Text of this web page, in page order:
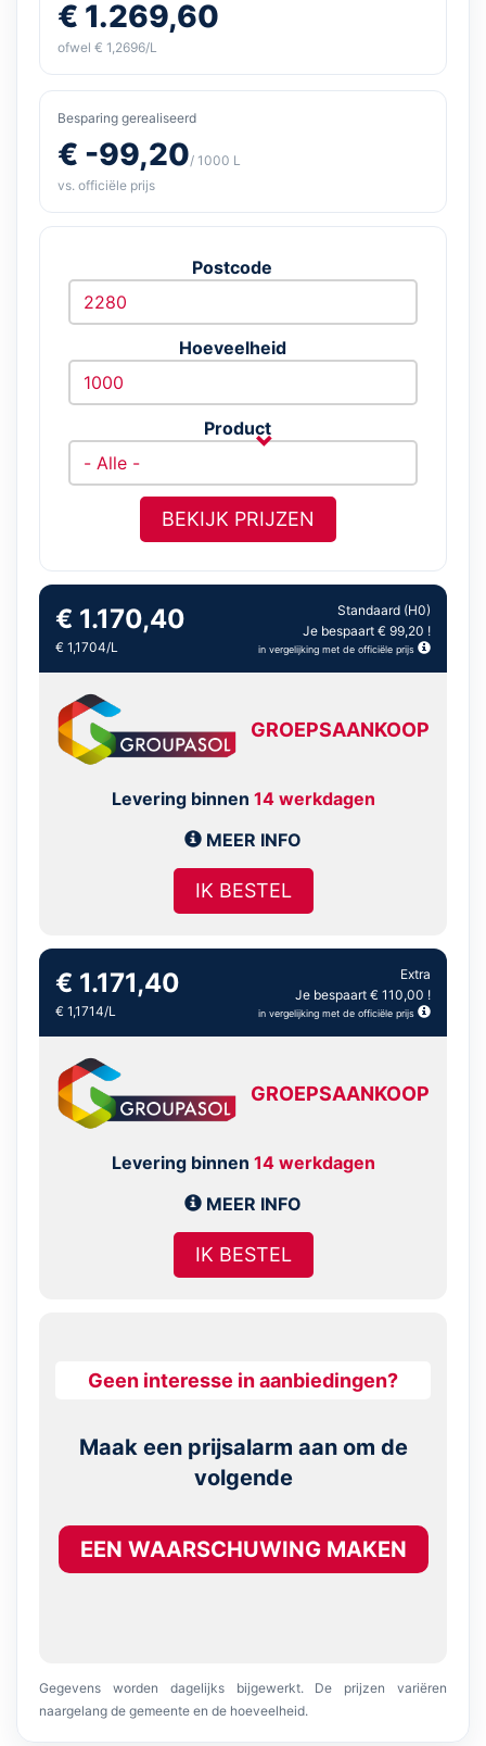
€ 1.269,60
ofwel € 1,2696/L
Besparing gerealiseerd
€ -99,20/ 1000 L
vs. officiële prijs
Postcode
Hoeveelheid
Product
BEKIJK PRIJZEN
€ 1.170,40
€ 1,1704/L
Standaard (H0)
Je bespaart € 99,20 !
in vergelijking met de officiële prijs
GROEPSAANKOOP
Levering binnen 14 werkdagen
MEER INFO
IK BESTEL
€ 1.171,40
€ 1,1714/L
Extra
Je bespaart € 110,00 !
in vergelijking met de officiële prijs
GROEPSAANKOOP
Levering binnen 14 werkdagen
MEER INFO
IK BESTEL
Geen interesse in aanbiedingen?
Maak een prijsalarm aan om de
volgende
EEN WAARSCHUWING MAKEN
Gegevens worden dagelijks bijgewerkt. De prijzen variëren
naargelang de gemeente en de hoeveelheid.